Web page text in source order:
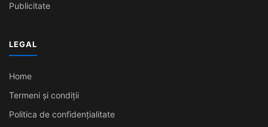
Publicitate
LEGAL
Home
Termeni și condiții
Politica de confidențialitate